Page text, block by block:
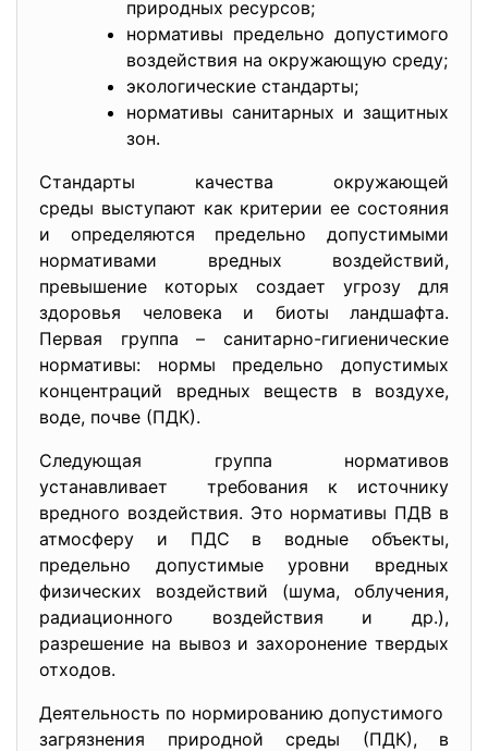
природных ресурсов;
нормативы предельно допустимого
воздействия на окружающую среду;
экологические стандарты;
нормативы санитарных и защитных
зон.
Стандарты качества окружающей
среды выступают как критерии ее состояния
и определяются предельно допустимыми
нормативами вредных воздействий,
превышение которых создает угрозу для
здоровья человека и биоты ландшафта.
Первая группа – санитарно-гигиенические
нормативы: нормы предельно допустимых
концентраций вредных веществ в воздухе,
воде, почве (ПДК).
Следующая группа нормативов
устанавливает требования к источнику
вредного воздействия. Это нормативы ПДВ в
атмосферу и ПДС в водные объекты,
предельно допустимые уровни вредных
физических воздействий (шума, облучения,
радиационного воздействия и др.),
разрешение на вывоз и захоронение твердых
отходов.
Деятельность по нормированию допустимого
загрязнения природной среды (ПДК), в